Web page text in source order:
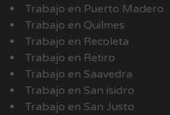
Trabajo en Puerto Madero
Trabajo en Quilmes
Trabajo en Recoleta
Trabajo en Retiro
Trabajo en Saavedra
Trabajo en San isidro
Trabajo en San Justo